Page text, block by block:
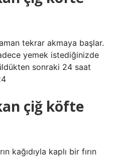
tekrar akmaya başlar.
yemek istediğinizde
sonraki 24 saat
çiğ köfte
kağıdıyla kaplı bir fırın